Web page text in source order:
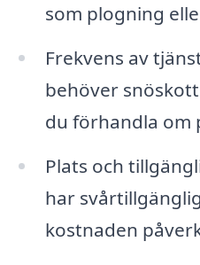
som plogning
Frekvens av
behöver
du förhandla om
Plats och
har
kostnaden